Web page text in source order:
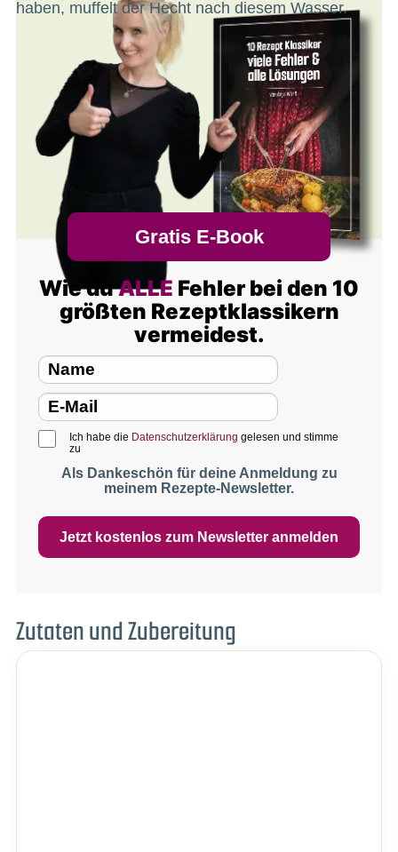
haben, muffelt der Hecht nach diesem Wasser.
Gratis E-Book
Wie duALLE Fehler bei den 10
größten Rezeptklassikern
vermeidest.
Ich habe die Datenschutzerklärung gelesen und stimme
zu
Als Dankeschön für deine Anmeldung zu
meinem Rezepte-Newsletter.
Jetzt kostenlos zum Newsletter anmelden
Zutaten und Zubereitung